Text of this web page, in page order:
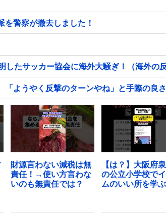
警察が撤去しました！
たサッカー協会に海外大騒ぎ！（海外の反
ようやく反撃のターンやね」と手際の良
財源言わない減税は無
責任！→使い方言わな
いのも無責任では？
【は？】大阪府
の公立小学校で
ムのいい所を学ぶ